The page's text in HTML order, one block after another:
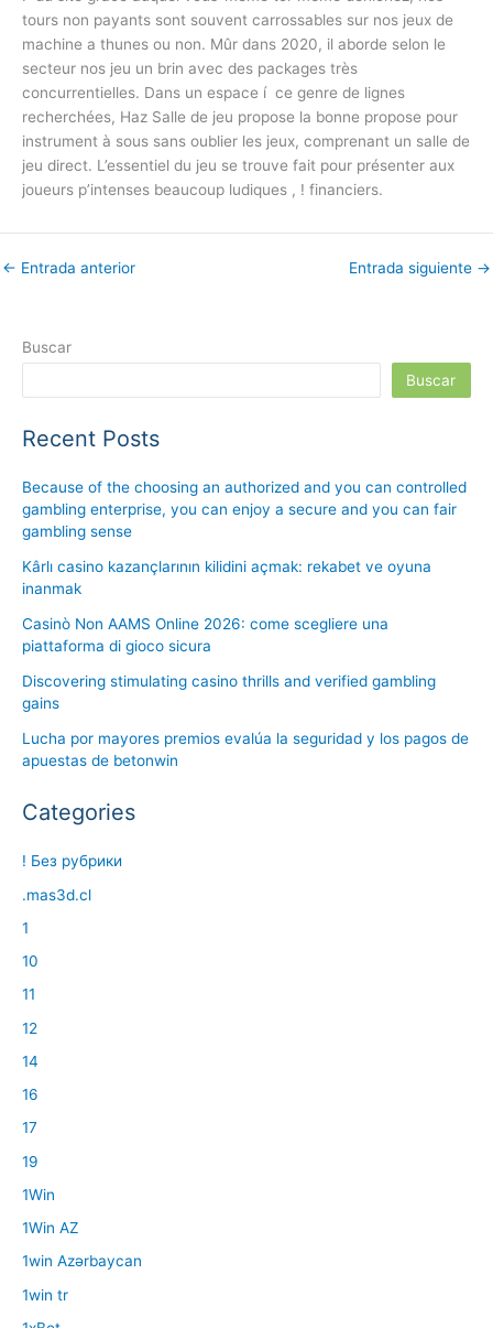
tours non payants sont souvent carrossables sur nos jeux de
machine a thunes ou non. Mûr dans 2020, il aborde selon le
secteur nos jeu un brin avec des packages très
concurrentielles. Dans un espace í ce genre de lignes
recherchées, Haz Salle de jeu propose la bonne propose pour
instrument à sous sans oublier les jeux, comprenant un salle de
jeu direct. L’essentiel du jeu se trouve fait pour présenter aux
joueurs p’intenses beaucoup ludiques , ! financiers.
← Entrada anterior Entrada siguiente →
Buscar
Buscar
Recent Posts
Because of the choosing an authorized and you can controlled
gambling enterprise, you can enjoy a secure and you can fair
gambling sense
Kârlı casino kazançlarının kilidini açmak: rekabet ve oyuna
inanmak
Casinò Non AAMS Online 2026: come scegliere una
piattaforma di gioco sicura
Discovering stimulating casino thrills and verified gambling
gains
Lucha por mayores premios evalúa la seguridad y los pagos de
apuestas de betonwin
Categories
! Без рубрики
.mas3d.cl
1
10
11
12
14
16
17
19
1Win
1Win AZ
1win Azərbaycan
1win tr